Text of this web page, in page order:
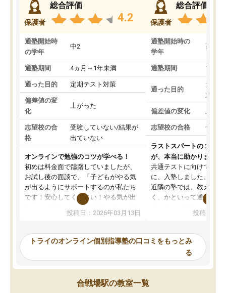
保護者
総合評価
4.2
通塾開始時
の学年
中2
通塾期間 4ヵ月～1年未満
通った目的 定期テスト対策
偏差値の変
化
上がった
志望校の合
格
受験していない/結果が
出ていない
オンラインで勉強のコツが学べる！
初めは料金面で躊躇していましたが、
お試し後の面談で、「子どもがやる気
が出るようにサポートするのが私たち
です！安心してください！やる気が出
ないのは私たち講師の責任です」と言
ってくださり、確かに！と考えて、思
ったんですが、学生の先生から学ぶこ
み、徐々に成績が上がったらいいなと
思っていました。何が今足りないのか
を的確に指導いただき、子どももびっ
くりするほど楽しんでやる気を持って
投稿日：2026年03月13日
保護者
総合評価
通塾開始時の
学年
高3
通塾期間 1～3
通った目的
大学
対策
偏差値の変化 上が
志望校の合格 合格
ラストスパートの１か月
が、本当に助かりました
共通テストに向けての追
に、入塾しました。田舎
近隣の塾では、教えても
く、かといって通うには
可能なので本当に助か
らないところをピンポイ
頂いて、とてもわかり
していました。一生を
スト、多少お金がかかっ
投稿日：
トライのオンライン個別指導塾の口コミをもっとみ
る
合戦場駅の教室一覧